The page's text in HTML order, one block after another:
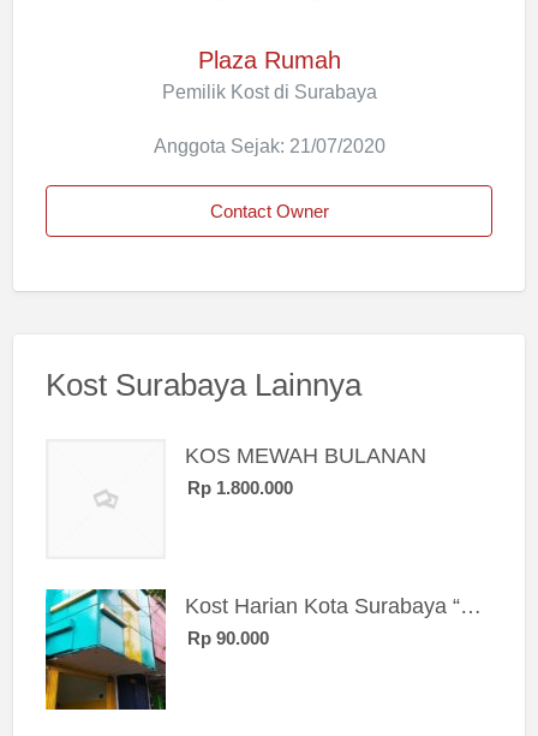
Plaza Rumah
Pemilik Kost di Surabaya
Anggota Sejak: 21/07/2020
Contact Owner
Kost Surabaya Lainnya
KOS MEWAH BULANAN
Rp 1.800.000
Kost Harian Kota Surabaya “Sierra Kost”
Rp 90.000